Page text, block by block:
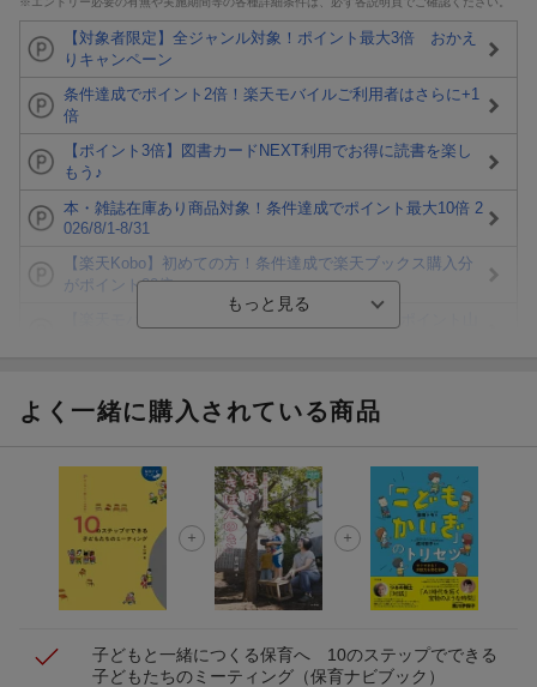
【対象者限定】全ジャンル対象！ポイント最大3倍 おかえ
りキャンペーン
条件達成でポイント2倍！楽天モバイルご利用者はさらに+1
倍
【ポイント3倍】図書カードNEXT利用でお得に読書を楽し
もう♪
本・雑誌在庫あり商品対象！条件達成でポイント最大10倍 2
026/8/1-8/31
【楽天Kobo】初めての方！条件達成で楽天ブックス購入分
がポイント20倍
ト山分け
楽天モバイル紹介キャンペーンの拡散で300円OFFクーポン
進呈
条件達成で楽天限定・宝塚歌劇 宙組貸切公演ペアチケット
が当たる
よく一緒に購入されている商品
子どもと一緒につくる保育へ 10のステップでできる
子どもたちのミーティング （保育ナビブック）